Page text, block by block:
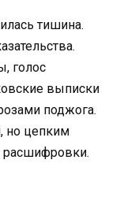
тишина.
голос
выписки
поджога.
но цепким
расшифровки.